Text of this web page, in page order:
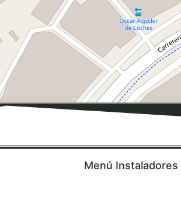
Menú Instaladores